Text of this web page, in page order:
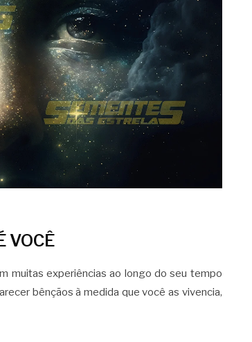
VOCÊ
muitas experiências ao longo do seu tempo
bênçãos à medida que você as vivencia,